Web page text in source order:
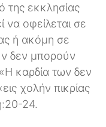
της εκκλησίας
να οφείλεται σε
ή ακόμη σε
δεν μπορούν
καρδία των δεν
χολήν πικρίας
24.